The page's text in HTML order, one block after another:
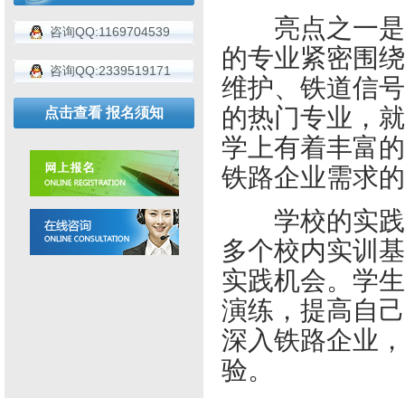
咨询QQ:1169704539
咨询QQ:2339519171
点击查看 报名须知
亮点之一是
的专业紧密围
维护、铁道信
的热门专业，
学上有着丰富
铁路企业需求
学校的实践
多个校内实训
实践机会。学
演练，提高自
深入铁路企业
验。